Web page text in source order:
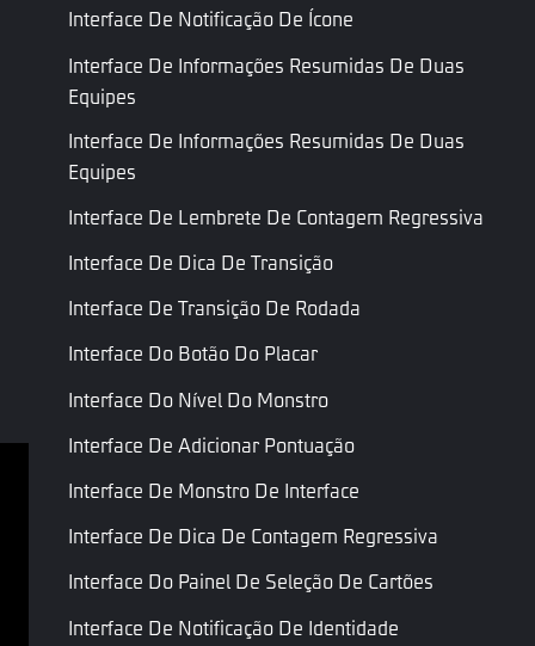
Interface De Notificação De Ícone
Interface De Informações Resumidas De Duas
Equipes
Interface De Informações Resumidas De Duas
Equipes
Interface De Lembrete De Contagem Regressiva
Interface De Dica De Transição
Interface De Transição De Rodada
Interface Do Botão Do Placar
Interface Do Nível Do Monstro
Interface De Adicionar Pontuação
Interface De Monstro De Interface
Interface De Dica De Contagem Regressiva
Interface Do Painel De Seleção De Cartões
Interface De Notificação De Identidade
Rodada
Cadeia
Texto do
número
RoundNumKey
Parâmetros
de Rodada
Lista de
Parâmetros
da Chave
Descrição Cadeia Descrição Description
Tema
Tema
Última Página
Política de Privacidade
Termos e Condições